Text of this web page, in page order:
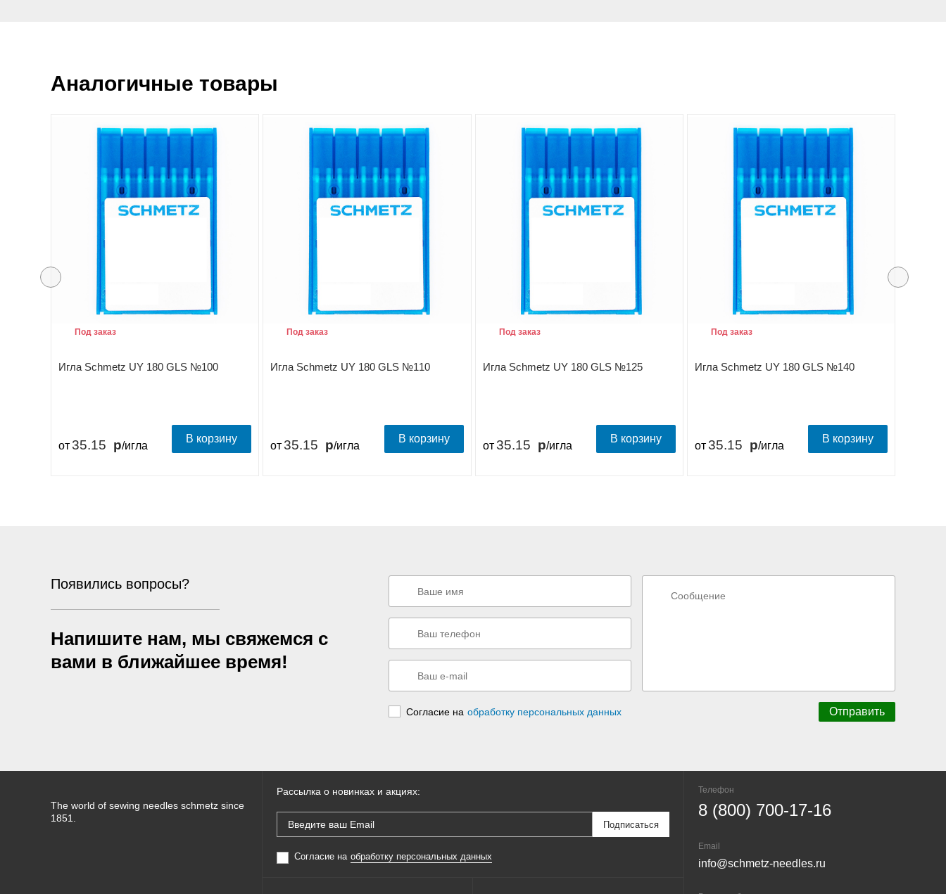
Аналогичные товары
Игла Schmetz UY 180 GLS №100
Под заказ
от35.15 /игла
В корзину
Игла Schmetz UY 180 GLS №110
Под заказ
от35.15 /игла
В корзину
Игла Schmetz UY 180 GLS №125
Под заказ
от 35.15 /игла
В корзину
Игла Schmetz UY 180 GLS №140
Под заказ
от35.15 /игла
В корзину
Появились вопросы?
Напишите нам, мы свяжемся с
вами в ближайшее время!
Согласие на обработку персональных данных
The world of sewing needles schmetz since
1851.
Рассылка о новинках и акциях:
Согласие на обработку персональных данных
Телефон
8 (800) 700-17-16
Email
info@schmetz-needles.ru